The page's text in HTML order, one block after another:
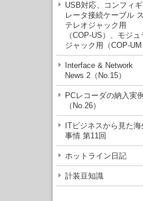
USB対応、コンフィギ
レータ接続ケーブル ス
テレオジャック用
（COP-US）、モジュ
ジャック用（COP-UM
Interface & Network
News 2（No.15）
PCレコーダの納入実例
（No.26）
ITビジネスから見た海
事情 第11回
ホットライン日記
計装豆知識